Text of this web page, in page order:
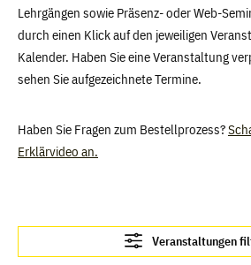
Lehrgängen sowie Präsenz- oder Web-
durch einen Klick auf den jeweiligen
Kalender. Haben Sie eine Veranstaltung
sehen Sie aufgezeichnete Termine.
Haben Sie Fragen zum Bestellprozess?
Erklärvideo an.
Veranstaltungen